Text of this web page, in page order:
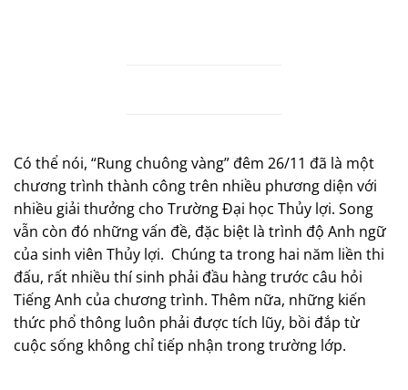
Có thể nói, “Rung chuông vàng” đêm 26/11 đã là một
chương trình thành công trên nhiều phương diện với
nhiều giải thưởng cho Trường Đại học Thủy lợi. Song
vẫn còn đó những vấn đề, đặc biệt là trình độ Anh ngữ
của sinh viên Thủy lợi. Chúng ta trong hai năm liền thi
đấu, rất nhiều thí sinh phải đầu hàng trước câu hỏi
Tiếng Anh của chương trình. Thêm nữa, những kiến
thức phổ thông luôn phải được tích lũy, bồi đắp từ
cuộc sống không chỉ tiếp nhận trong trường lớp.